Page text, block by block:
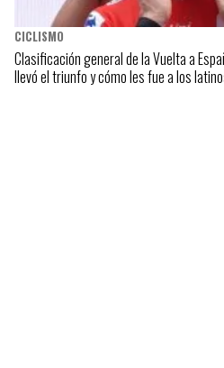
CICLISMO
Clasificación general de la Vuelta a
llevó el triunfo y cómo les fue a los